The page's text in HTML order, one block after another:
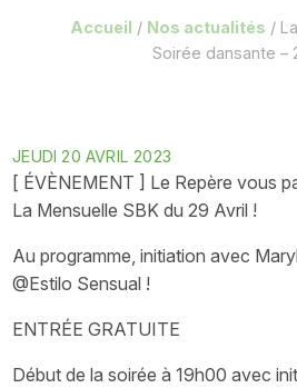
Accueil / Nos actualités /
Soirée dansante –
JEUDI 20 AVRIL 2023
[ ÉVÈNEMENT ] Le Repère vous
La Mensuelle SBK du 29 Avril !
Au programme, initiation avec
@Estilo Sensual !
ENTRÉE GRATUITE
Début de la soirée à 19h00 avec